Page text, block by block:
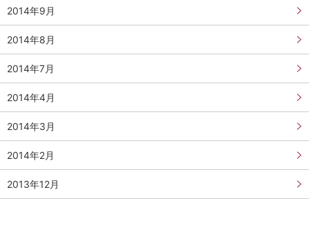
2014年9月
2014年8月
2014年7月
2014年4月
2014年3月
2014年2月
2013年12月